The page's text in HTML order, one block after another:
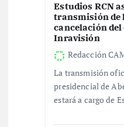
Estudios RCN
transmisión de
cancelación
Inravisión
Redacción
La transmisión
presidencial de
estará a cargo de